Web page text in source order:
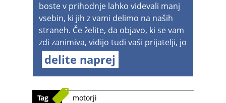
boste v prihodnje lahko videvali manj
vsebin, ki jih z vami delimo na naših
straneh. Če želite, da objavo, ki se vam
zdi zanimiva, vidijo tudi vaši prijatelji, jo
delite naprej
Tag motorji